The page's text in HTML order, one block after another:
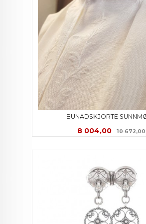
BUNADSKJORTE
Tilbud
8 004,00 10 672,00